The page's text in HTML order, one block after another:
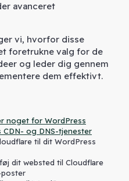
avanceret
vi, hvorfor disse
foretrukne valg for de
og leder dig gennem
dem effektivt.
noget for WordPress
CDN- og DNS-tjenester
til dit WordPress
dit websted til Cloudflare
poster